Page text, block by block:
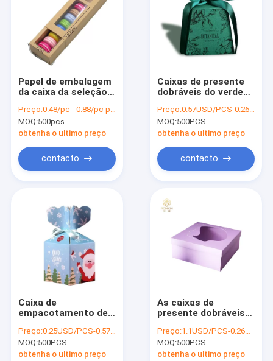
Quem Somos
Fale Conosco
Caixas de presente do cartão
Caixas de presente dobráveis com fita
Caixa de presente magnética do fechamento
Caderno alinhado capa dura
Caixas de cartão do livro
Caixa ondulada e flauta
Caixa da caixa de papel
Saco de compras de papel impresso
Papel de embalagem
da caixa da seleção
da cookie por muito
tempo com janela
Preço:0.48/pc - 0.88/pc pieces
MOQ:500pcs
obtenha o ultimo preço
contacto
Caixas de presente
dobráveis do verde
FSC com a fita para
o chocolate
Preço:0.57USD/PCS-0.26USD/PCS
MOQ:500PCS
obtenha o ultimo preço
contacto
Caixa de
empacotamento de
presente com o
decorativo da fita
personalizado
Preço:0.25USD/PCS-0.57USD/PCS
MOQ:500PCS
obtenha o ultimo preço
As caixas de
presente dobráveis
com fita cortaram
Art Technology
Preço:1.1USD/PCS-0.26USD/PCS
MOQ:500PCS
obtenha o ultimo preço